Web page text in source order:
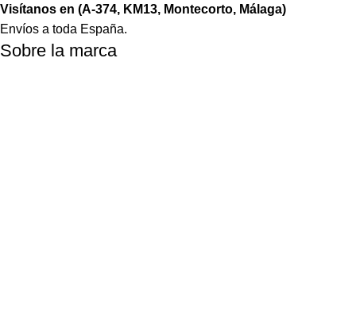
Visítanos en (A-374, KM13, Montecorto, Málaga)
Envíos a toda España.
Sobre la marca